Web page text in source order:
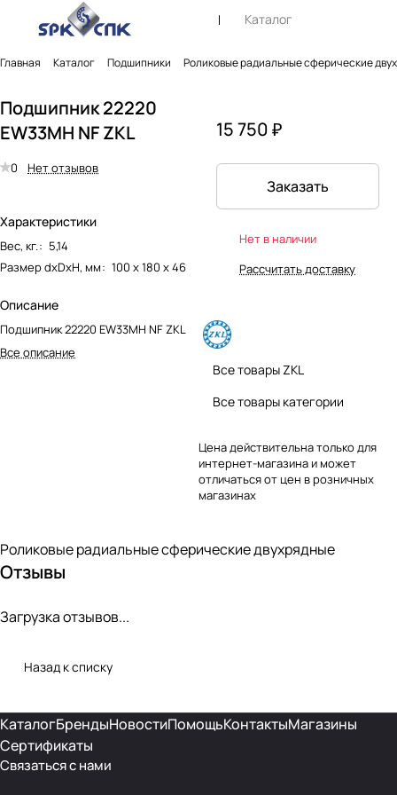
Каталог
Главная Каталог Подшипники Роликовые радиальные сферические
Подшипник 22220
EW33MH NF ZKL
0 Нет отзывов
Характеристики
Вес, кг.: 5,14
Размер dxDxH, мм: 100 х 180 х 46
Описание
Подшипник 22220 EW33MH NF ZKL
Все описание
15 750 ₽
Заказать
Нет в наличии
Рассчитать доставку
Все товары ZKL
Все товары категории
Цена действительна только для
интернет-магазина и может
отличаться от цен в розничных
магазинах
Роликовые радиальные сферические двухрядные
Отзывы
Загрузка отзывов...
Назад к списку
КаталогБрендыНовостиПомощьКонтактыМагазины
Сертификаты
Связаться с нами